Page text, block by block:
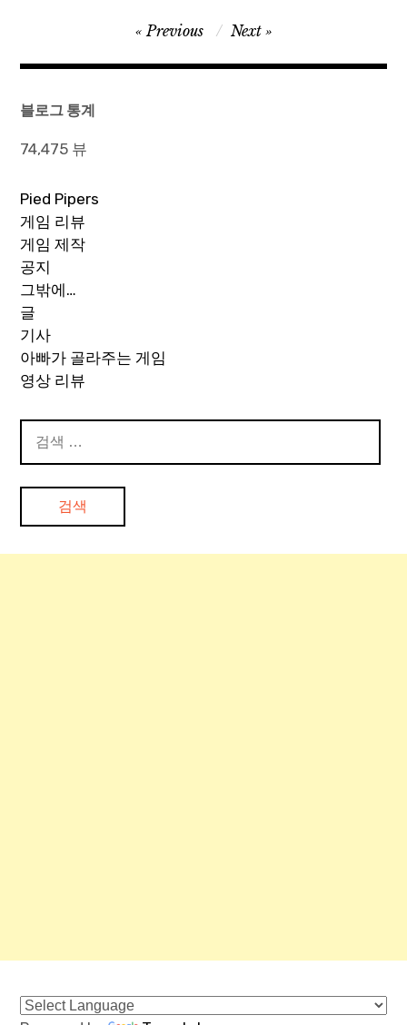
탐
Previous Next
블로그 통계
74,475 뷰
Pied Pipers
게임 리뷰
게임 제작
공지
그밖에…
글
기사
아빠가 골라주는 게임
영상 리뷰
색: